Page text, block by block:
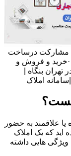
مشارکت درساخت
·خرید و فروش و
بنگاه |
املاک
علاقمند به حضور
اید که یک املاک
هایی داشته